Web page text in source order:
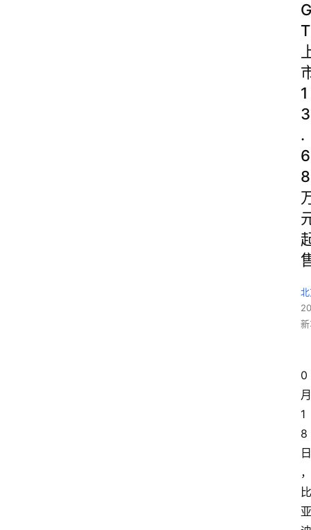
G
T
1
3
.
6
8
0
月
1
8
日
，
比
亚